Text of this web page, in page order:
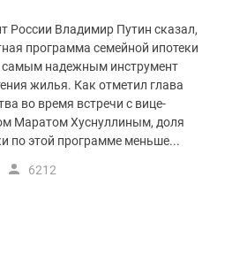
России Владимир Путин сказал,
программа семейной ипотеки
самым надежным инструмент
жилья. Как отметил глава
во время встречи с вице-
Маратом Хуснуллиным, доля
по этой программе меньше...
6212